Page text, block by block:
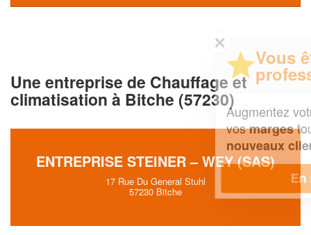
Une entreprise de Chauffage et
climatisation à Bitche (57230)
ENTREPRISE STEINER – WEY (SAS)
17 Rue Du General Stuhl
57230 Bitche
professionnel ?
Augmentez votrechiffre d'affaireset
vosmargestout en gagnant de
En savoir plus